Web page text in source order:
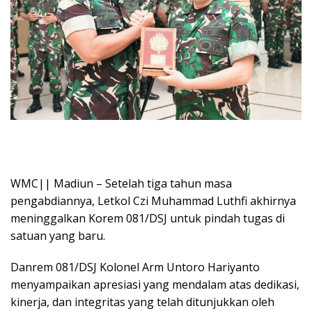
WMC|| Madiun – Setelah tiga tahun masa
pengabdiannya, Letkol Czi Muhammad Luthfi akhirnya
meninggalkan Korem 081/DSJ untuk pindah tugas di
satuan yang baru.
Danrem 081/DSJ Kolonel Arm Untoro Hariyanto
menyampaikan apresiasi yang mendalam atas dedikasi,
kinerja, dan integritas yang telah ditunjukkan oleh